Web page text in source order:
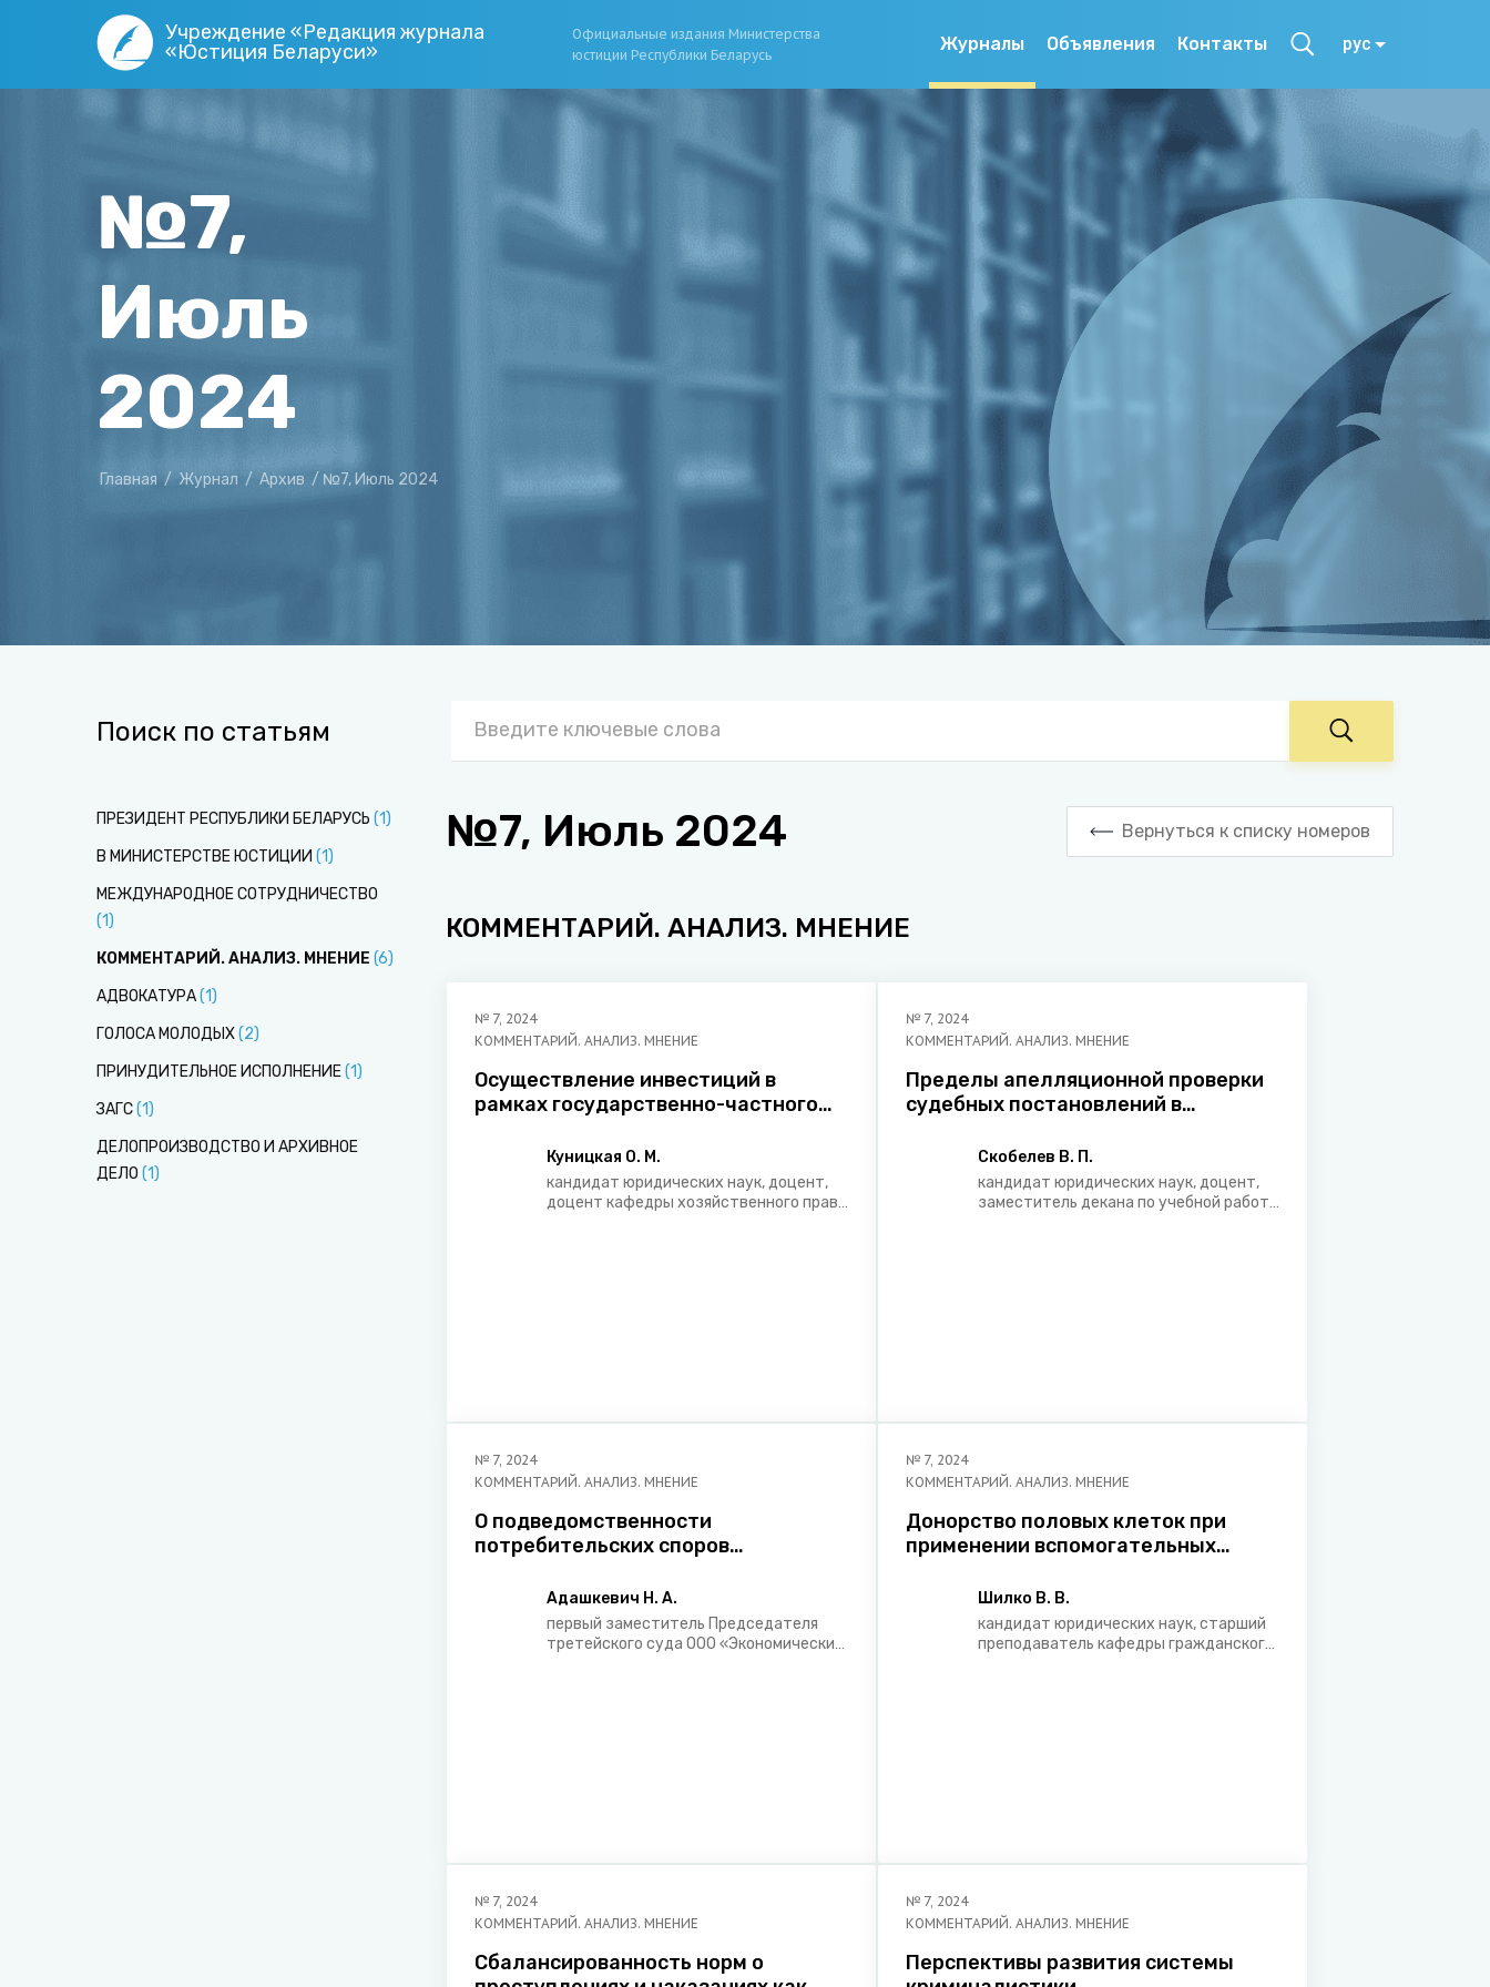
Учреждение «Редакция журнала
«Юстиция Беларуси»
Официальные издания Министерства
юстиции Республики Беларусь
Журналы Объявления Контакты рус
№7,
Июль
2024
Главная / Журнал / Архив / №7, Июль 2024
Поиск по статьям
ПРЕЗИДЕНТ РЕСПУБЛИКИ БЕЛАРУСЬ (1)
В МИНИСТЕРСТВЕ ЮСТИЦИИ (1)
МЕЖДУНАРОДНОЕ СОТРУДНИЧЕСТВО
(1)
КОММЕНТАРИЙ. АНАЛИЗ. МНЕНИЕ (6)
АДВОКАТУРА(1)
ГОЛОСА МОЛОДЫХ(2)
ПРИНУДИТЕЛЬНОЕ ИСПОЛНЕНИЕ(1)
ЗАГС(1)
ДЕЛОПРОИЗВОДСТВО И АРХИВНОЕ
ДЕЛО (1)
№7, Июль 2024 Вернуться к списку номеров
КОММЕНТАРИЙ. АНАЛИЗ. МНЕНИЕ
№ 7, 2024
КОММЕНТАРИЙ. АНАЛИЗ. МНЕНИЕ
Осуществление инвестиций в
рамках государственно-частного
осуществления инвестиций
Куницкая О. М.
кандидат юридических наук, доцент,
доцент кафедры хозяйственного права
№ 7, 2024
КОММЕНТАРИЙ. АНАЛИЗ. МНЕНИЕ
Пределы апелляционной проверки
судебных постановлений в
теории и правоприменительной
практики
Скобелев В. П.
кандидат юридических наук, доцент,
заместитель декана по учебной работе
№ 7, 2024
КОММЕНТАРИЙ. АНАЛИЗ. МНЕНИЕ
О подведомственности
потребительских споров
Адашкевич Н. А.
первый заместитель Председателя
третейского суда ООО «Экономический
№ 7, 2024
КОММЕНТАРИЙ. АНАЛИЗ. МНЕНИЕ
Донорство половых клеток при
применении вспомогательных
Шилко В. В.
кандидат юридических наук, старший
преподаватель кафедры гражданского
№ 7, 2024
КОММЕНТАРИЙ. АНАЛИЗ. МНЕНИЕ
Сбалансированность норм о
№ 7, 2024
КОММЕНТАРИЙ. АНАЛИЗ. МНЕНИЕ
Перспективы развития системы